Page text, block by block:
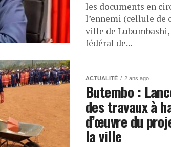
les documents en
l’ennemi (cellule de
ville de
fédéral de...
ACTUALITÉ 2 ans ago
Butembo :
des travaux à
d’œuvre du
la ville